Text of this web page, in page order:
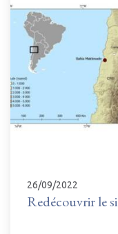
26/09/2022
Redécouvrir le